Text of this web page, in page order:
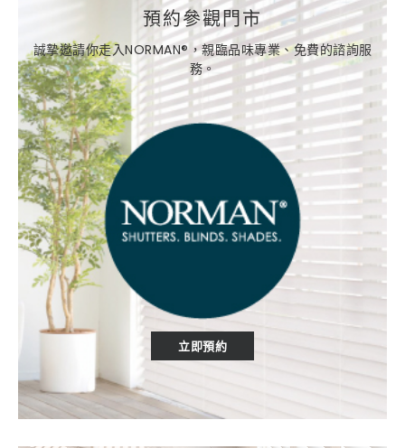
預約參觀門市
誠摯邀請你走入NORMAN®，親臨品味專業、免費的諮詢服
務。
立即預約